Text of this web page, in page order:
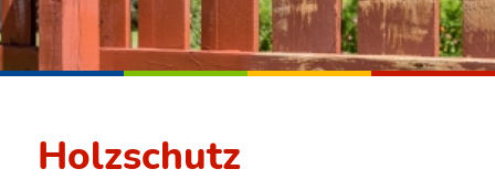
Holzschutz